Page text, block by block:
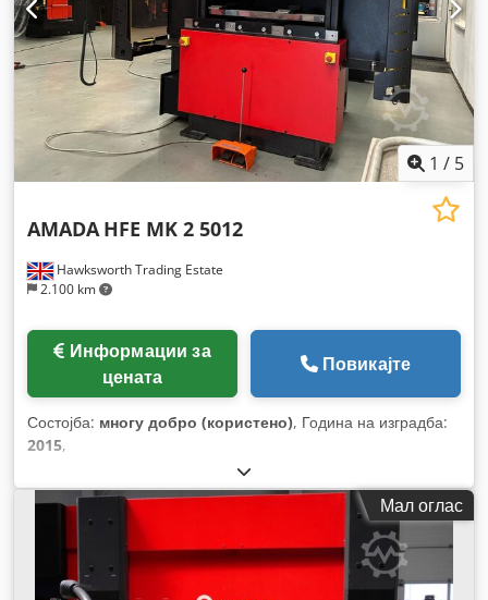
1 / 5
Hawksworth Trading Estate
2.100 km
AMADA HFE MK 2 5012
цената
Повикајте
Состојба: многу добро (користено), Година на изградба:
2015,
Мал оглас